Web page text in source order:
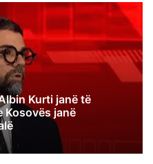
Kurti janë të
Kosovës janë